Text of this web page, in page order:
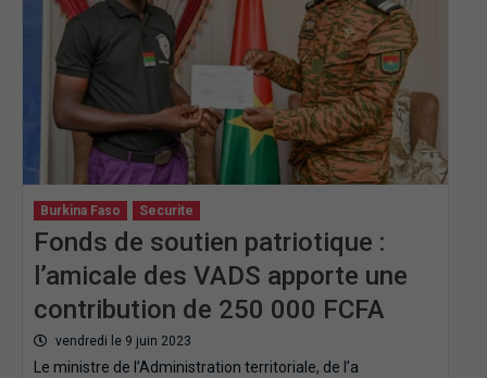
Burkina Faso Securite
Fonds de soutien patriotique :
l’amicale des VADS apporte une
contribution de 250 000 FCFA
vendredi le 9 juin 2023
Le ministre de l’Administration territoriale, de l’a